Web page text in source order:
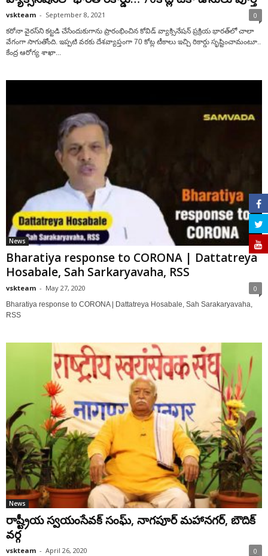
vskteam - September 8, 2021 0
​కరోనా వైరస్‌ని కట్టడి చేసేందుకుగాను ప్రారంభించిన కోవిడ్‌ వ్యాక్సినేషన్‌ ప్రక్రియ భార‌త్‌లో చాలా
వేగంగా సాగుతోంది. ఇప్పటి వరకు దేశవ్యాప్తంగా 70 కోట్ల టీకాలు ఇచ్చి రికార్డు సృష్టించామంటూ..
కేంద్ర ఆరోగ్య శాఖా...
News
Bharatiya response to CORONA | Dattatreya
Hosabale, Sah Sarkaryavaha, RSS
vskteam - May 27, 2020 0
Bharatiya response to CORONA | Dattatreya Hosabale, Sah Sarakaryavaha,
RSS
News
రాష్ట్రీయ స్వయంసేవక్ సంఘ్, నాగపూర్ మహానగర్, బౌదిక్
వర్గ
vskteam - April 26, 2020 0